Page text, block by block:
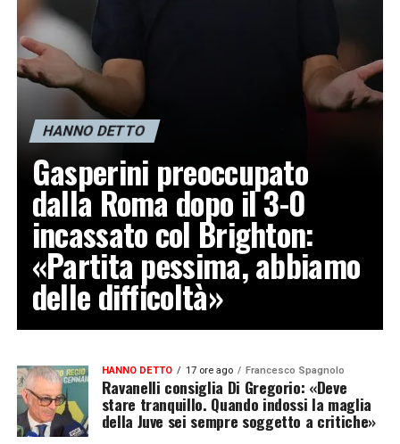
HANNO DETTO
Gasperini preoccupato
dalla Roma dopo il 3-0
incassato col Brighton:
«Partita pessima, abbiamo
delle difficoltà»
HANNO DETTO 17 ore ago Francesco Spagnolo
Ravanelli consiglia Di Gregorio: «Deve
stare tranquillo. Quando indossi la maglia
della Juve sei sempre soggetto a critiche»